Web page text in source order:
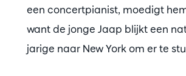
een concertpianist, moedigt
want de jonge Jaap blijkt een
jarige naar New York om er te